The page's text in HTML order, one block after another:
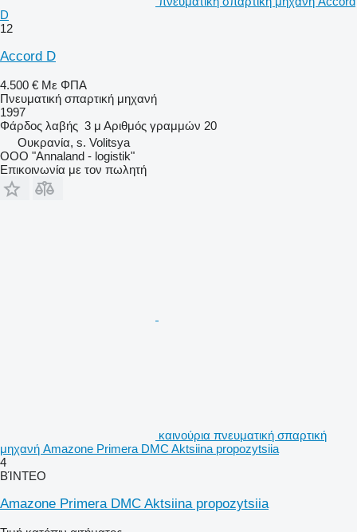
D
12
Accord D
4.500 € Με ΦΠΑ
Πνευματική σπαρτική μηχανή
1997
Φάρδος λαβής 3 μ Αριθμός γραμμών 20
Ουκρανία, s. Volitsya
OOO "Annaland - logistik"
Επικοινωνία με τον πωλητή
καινούρια πνευματική σπαρτική
μηχανή Amazone Primera DMC Aktsiina propozytsiia
4
ΒΊΝΤΕΟ
Amazone Primera DMC Aktsiina propozytsiia